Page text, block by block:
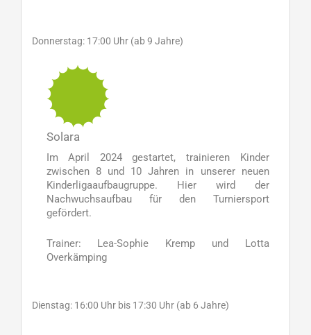
Donnerstag: 17:00 Uhr (ab 9 Jahre)
Solara
Im April 2024 gestartet, trainieren Kinder
zwischen 8 und 10 Jahren in unserer neuen
Kinderligaaufbaugruppe. Hier wird der
Nachwuchsaufbau für den Turniersport
gefördert.
Trainer: Lea-Sophie Kremp und Lotta
Overkämping
Dienstag: 16:00 Uhr bis 17:30 Uhr (ab 6 Jahre)